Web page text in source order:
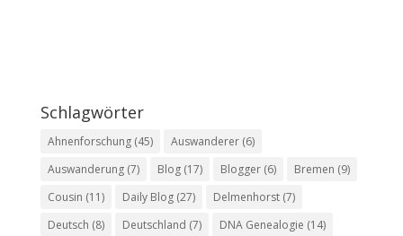
Schlagwörter
Ahnenforschung(45) Auswanderer(6)
Auswanderung(7) Blog(17) Blogger(6) Bremen (9)
Cousin (11) Daily Blog(27) Delmenhorst(7)
Deutsch (8) Deutschland (7) DNA Genealogie (14)